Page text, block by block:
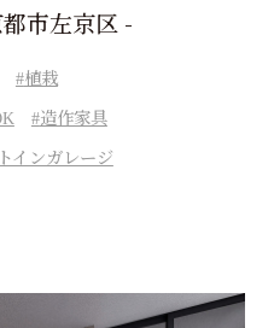
市左京区 -
植栽
造作家具
インガレージ